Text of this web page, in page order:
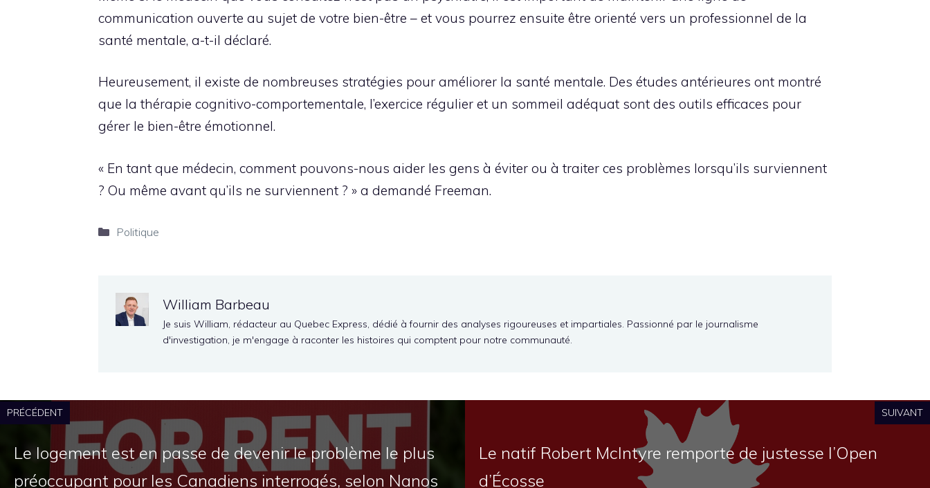
communication ouverte au sujet de votre bien-être – et vous pourrez ensuite être orienté vers un professionnel de la
santé mentale, a-t-il déclaré.
Heureusement, il existe de nombreuses stratégies pour améliorer la santé mentale. Des études antérieures ont montré
que la thérapie cognitivo-comportementale, l’exercice régulier et un sommeil adéquat sont des outils efficaces pour
gérer le bien-être émotionnel.
« En tant que médecin, comment pouvons-nous aider les gens à éviter ou à traiter ces problèmes lorsqu’ils surviennent
? Ou même avant qu’ils ne surviennent ? » a demandé Freeman.
Catégories
Politique
William Barbeau
Je suis William, rédacteur au Quebec Express, dédié à fournir des analyses rigoureuses et impartiales. Passionné par le journalisme
d'investigation, je m'engage à raconter les histoires qui comptent pour notre communauté.
PRÉCÉDENT
Le logement est en passe de devenir le problème le plus
préoccupant pour les Canadiens interrogés, selon Nanos
SUIVANT
Le natif Robert McIntyre remporte de justesse l’Open
d’Écosse